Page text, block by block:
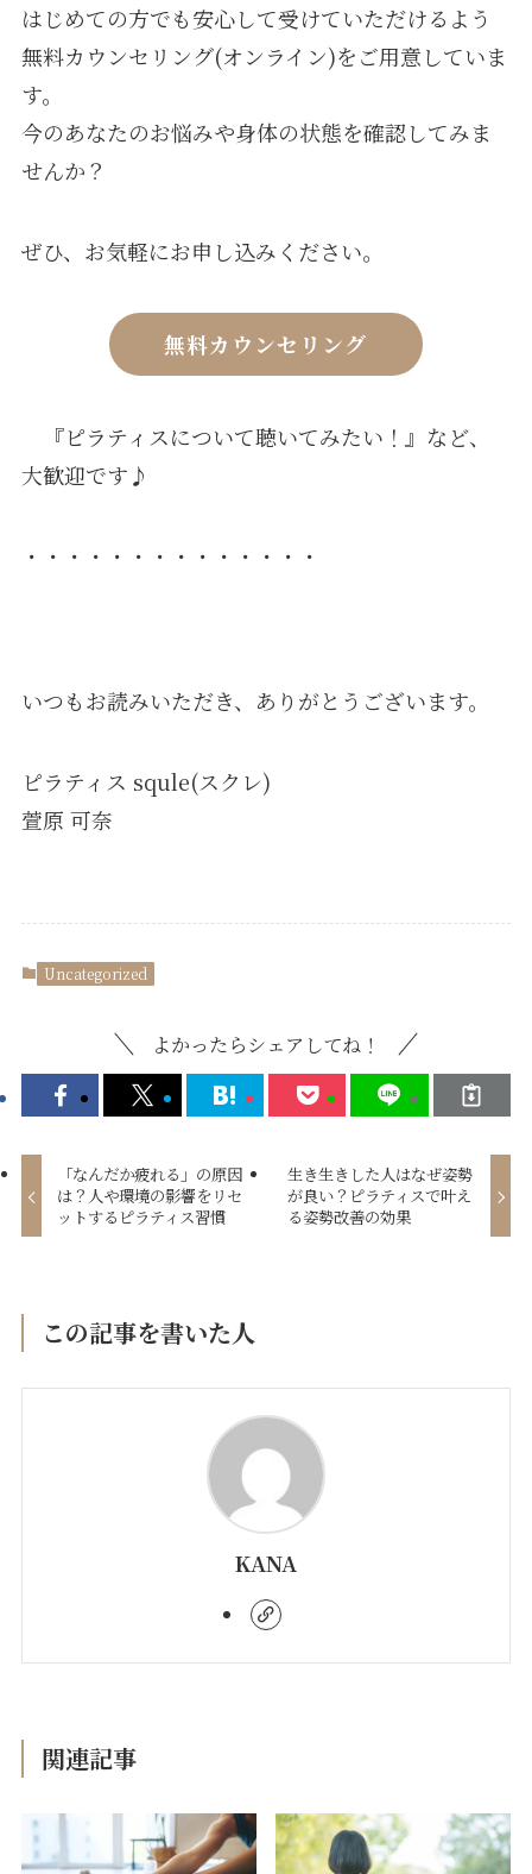
はじめての方でも安心して受けていただけるよう
無料カウンセリング(オンライン)をご用意していま
す。
今のあなたのお悩みや身体の状態を確認してみま
せんか？
ぜひ、お気軽にお申し込みください。
無料カウンセリング
『ピラティスについて聴いてみたい！』など、
大歓迎です♪
・・・・・・・・・・・・・・
いつもお読みいただき、ありがとうございます。
ピラティス squle(スクレ)
萱原 可奈
Uncategorized
よかったらシェアしてね！
「なんだか疲れる」の原因
は？人や環境の影響をリセ
ットするピラティス習慣
生き生きした人はなぜ姿勢
が良い？ピラティスで叶え
る姿勢改善の効果
この記事を書いた人
KANA
関連記事